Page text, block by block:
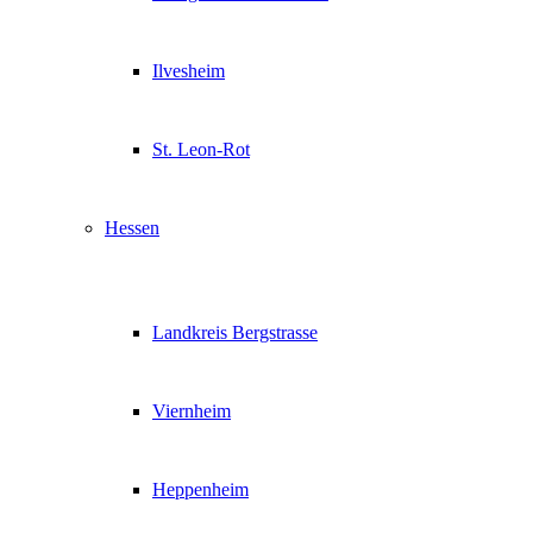
Ilvesheim
St. Leon-Rot
Hessen
Landkreis Bergstrasse
Viernheim
Heppenheim